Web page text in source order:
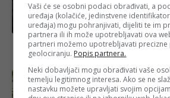
Izdvojeno
Trump pohvalio Erdoğana i
Turskoj: “Ne želimo kažnjavati
Vaši će se osobni podaci obrađivati, a
uređaja (kolačiće, jedinstvene
uređaja) mogu pohranjivati, dijeliti te im
partnera ili ih može upotrebljavati ova
partneri možemo upotrebljavati precizne
geolociranju. Popis partnera.
Neki dobavljači mogu obrađivati vaše
temelju legitimnog interesa. Ako se ne
nastavku možete upravljati svojim